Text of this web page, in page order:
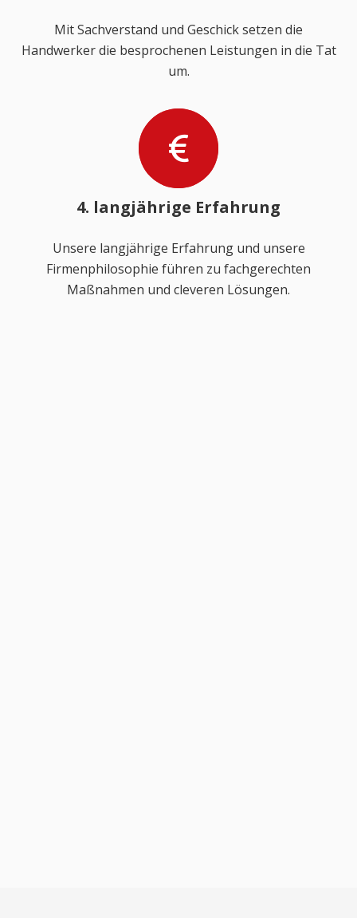
Mit Sachverstand und Geschick setzen die
Handwerker die besprochenen Leistungen in die Tat
um.
4. langjährige Erfahrung
Unsere langjährige Erfahrung und unsere
Firmenphilosophie führen zu fachgerechten
Maßnahmen und cleveren Lösungen.